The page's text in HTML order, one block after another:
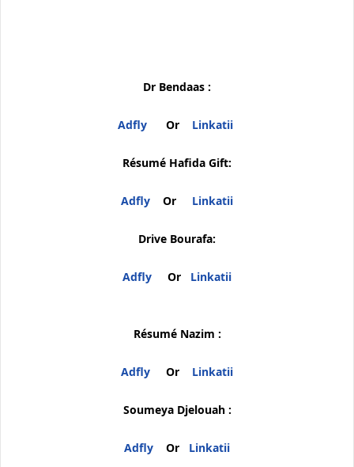
Dr Bendaas :
Adfly Or Linkatii
Résumé Hafida Gift:
Adfly Or Linkatii
Drive Bourafa:
Adfly Or Linkatii
Résumé Nazim :
Adfly Or Linkatii
Soumeya Djelouah :
Adfly Or Linkatii